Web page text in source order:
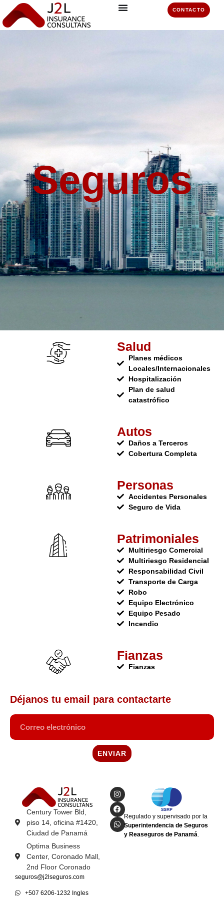
CONTACTO
Seguros
Salud
Planes médicos
Locales/Internacionales
Hospitalización
Plan de salud
catastrófico
Autos
Daños a Terceros
Cobertura Completa
Personas
Accidentes Personales
Seguro de Vida
Patrimoniales
Multiriesgo Comercial
Multiriesgo Residencial
Responsabilidad Civil
Transporte de Carga
Robo
Equipo Electrónico
Equipo Pesado
Incendio
Fianzas
Fianzas
Déjanos tu email para contactarte
ENVIAR
Century Tower Bld,
piso 14, oficina #1420,
Ciudad de Panamá
Optima Business
Center, Coronado Mall,
2nd Floor Coronado
seguros@j2lseguros.com
+507 6206-1232 Ingles
Regulado y supervisado por la
Superintendencia de Seguros
y Reaseguros de Panamá.